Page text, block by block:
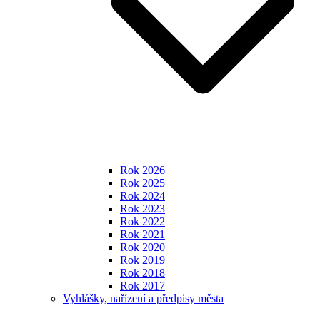
Rok 2026
Rok 2025
Rok 2024
Rok 2023
Rok 2022
Rok 2021
Rok 2020
Rok 2019
Rok 2018
Rok 2017
Vyhlášky, nařízení a předpisy města